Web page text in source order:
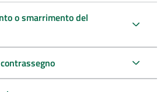
o smarrimento del